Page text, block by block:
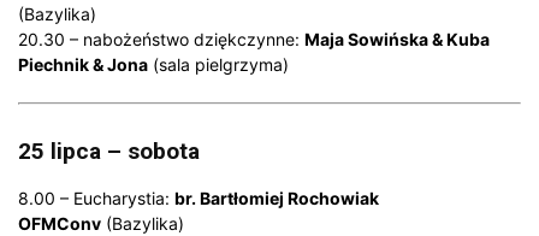
(Bazylika)
20.30 – nabożeństwo dziękczynne: Maja Sowińska & Kuba
Piechnik & Jona (sala pielgrzyma)
25 lipca – sobota
8.00 – Eucharystia: br. Bartłomiej Rochowiak
OFMConv (Bazylika)